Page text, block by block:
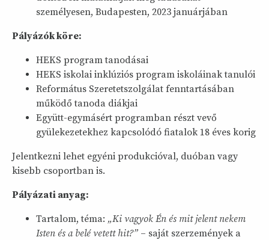
személyesen, Budapesten, 2023 januárjában
Pályázók köre:
HEKS program tanodásai
HEKS iskolai inklúziós program iskoláinak tanulói
Református Szeretetszolgálat fenntartásában
működő tanoda diákjai
Együtt-egymásért programban részt vevő
gyülekezetekhez kapcsolódó fiatalok 18 éves korig
Jelentkezni lehet egyéni produkcióval, duóban vagy
kisebb csoportban is.
Pályázati anyag:
Tartalom, téma: „Ki vagyok Én és mit jelent nekem
Isten és a belé vetett hit?” – saját szerzemények a